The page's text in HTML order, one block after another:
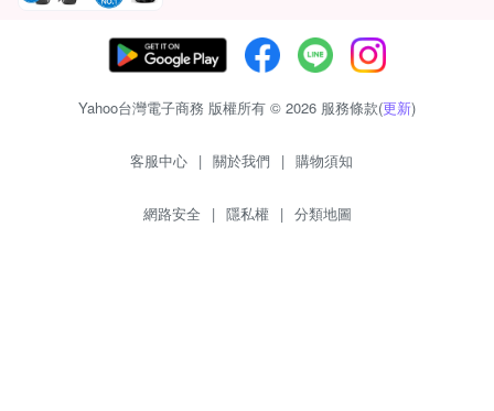
Yahoo台灣電子商務 版權所有 © 2026 服務條款(更新)
客服中心 | 關於我們 | 購物須知
網路安全 | 隱私權 | 分類地圖